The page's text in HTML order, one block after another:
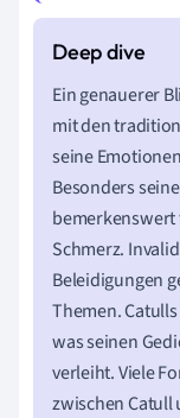
Ein genauerer
mit den
seine
Besonders
bemerkenswert
Schmerz.
Beleidigungen
Themen.
was seinen
verleiht. Viele
zwischen Catull